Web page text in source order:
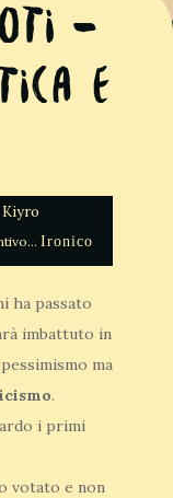
–
e
Kiyro
Ironico
ha passato
imbattuto in
ma
.
i primi
votato e non